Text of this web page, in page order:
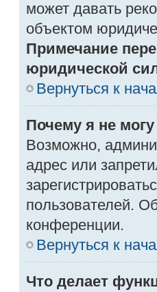
может давать
объектом
Примечание
юридической
Вернуться к
Почему я не
Возможно,
адрес или
пользователей.
конференции.
Вернуться к
Что делает